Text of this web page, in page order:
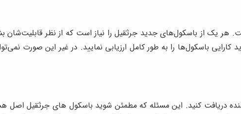
از باسکول‌های جدید جرثقیل را نیاز است که از نظر قابلیت‌شان
باسکول‌ها را به طور کامل ارزیابی نمایید. در غیر این صورت
دریافت کنید. این مسئله که مطمئن شوید باسکول ‌های جرثقیل اصل